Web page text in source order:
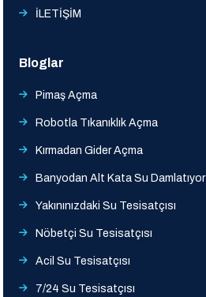
İLETİŞİM
Bloglar
Pimaş Açma
Robotla Tıkanıklık Açma
Kırmadan Gider Açma
Banyodan Alt Kata Su Damlatıyor
Yakınınızdaki Su Tesisatçısı
Nöbetçi Su Tesisatçısı
Acil Su Tesisatçısı
7/24 Su Tesisatçısı